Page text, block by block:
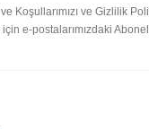
Koşullarımızı ve Gizlilik
için e-postalarımızdaki